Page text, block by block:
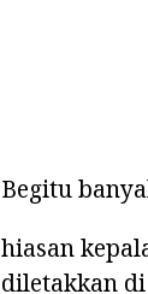
Begitu
hiasan
diletakkan